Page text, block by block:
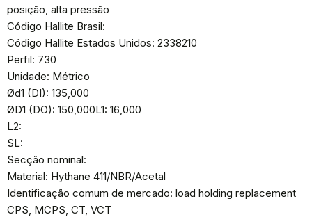
posição, alta pressão
Código Hallite Brasil:
Código Hallite Estados Unidos: 2338210
Perfil: 730
Unidade: Métrico
Ød1 (DI): 135,000
ØD1 (DO): 150,000L1: 16,000
L2:
SL:
Secção nominal:
Material: Hythane 411/NBR/Acetal
Identificação comum de mercado: load holding replacement
CPS, MCPS, CT, VCT